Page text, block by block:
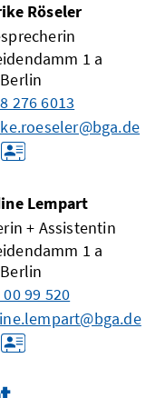
Röseler
1 a
Berlin
276 6013
Lempart
+ Assistentin
1 a
Berlin
99 520